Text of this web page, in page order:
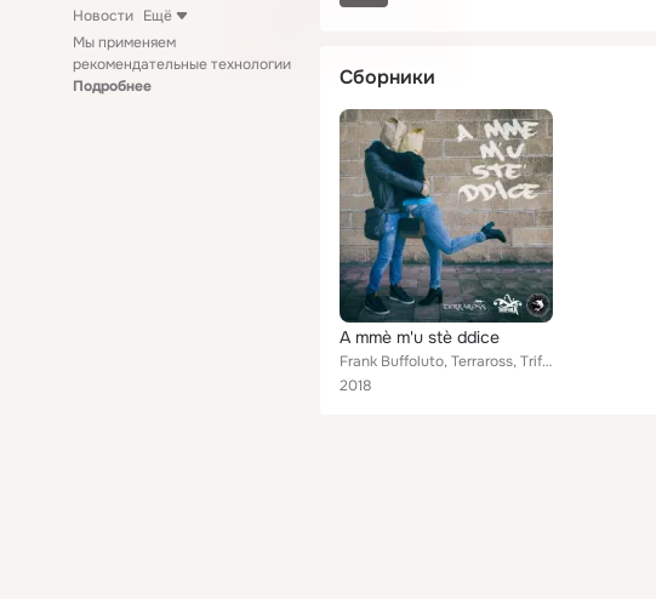
Новости Ещё
Мы применяем
рекомендательные технологии
Подробнее
Сборники
A mmè m'u stè ddice
Frank Buffoluto, Terraross, Trifolk
2018